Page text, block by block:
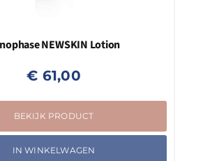
NEWSKIN Lotion
€ 61,00
BEKIJK PRODUCT
IN WINKELWAGEN